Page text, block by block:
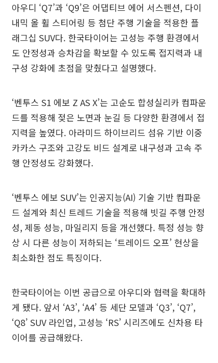
아우디 ‘Q7’과 ‘Q9’은 어댑티브 에어 서스펜션, 다이
내믹 올 휠 스티어링 등 첨단 주행 기술을 적용한 플
래그십 SUV다. 한국타이어는 고성능 주행 환경에서
도 안정성과 승차감을 확보할 수 있도록 접지력과 내
구성 강화에 초점을 맞췄다고 설명했다.
‘벤투스 S1 에보 Z AS X’는 고순도 합성실리카 컴파운
드를 적용해 젖은 노면과 눈길 등 다양한 환경에서 접
지력을 높였다. 아라미드 하이브리드 섬유 기반 이중
카카스 구조와 고강도 비드 설계로 내구성과 고속 주
행 안정성도 강화했다.
‘벤투스 에보 SUV’는 인공지능(AI) 기술 기반 컴파운
드 설계와 최신 트레드 기술을 적용해 빗길 주행 안정
성, 제동 성능, 마일리지 등을 개선했다. 특정 성능 향
상 시 다른 성능이 저하되는 ‘트레이드 오프’ 현상을
최소화한 점도 특징이다.
한국타이어는 이번 공급으로 아우디와 협력을 확대하
게 됐다. 앞서 ‘A3’, ‘A4’ 등 세단 모델과 ‘Q3’, ‘Q7’,
‘Q8’ SUV 라인업, 고성능 ‘RS’ 시리즈에도 신차용 타
이어를 공급해왔다.